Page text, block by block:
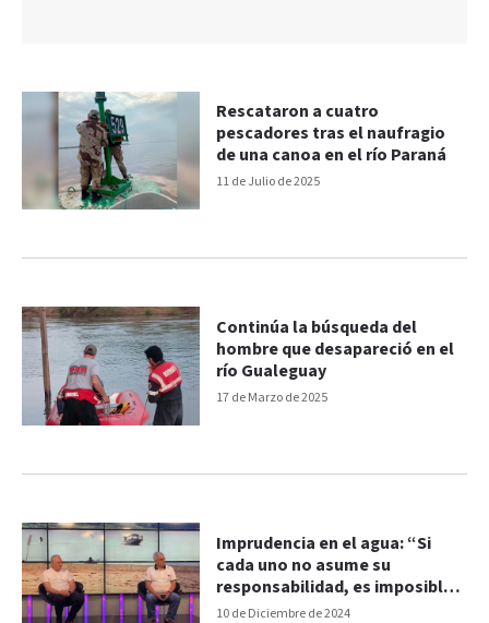
11 de Julio de 2025
Rescataron a cuatro
pescadores tras el naufragio
de una canoa en el río Paraná
17 de Marzo de 2025
Continúa la búsqueda del
hombre que desapareció en el
río Gualeguay
10 de Diciembre de 2024
Imprudencia en el agua: “Si
cada uno no asume su
responsabilidad, es imposible
controlar”